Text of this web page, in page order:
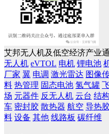
艾邦无人机及低空经济产业
无人机 eVTOL 电机 锂电池
厂家 翼 电调 激光雷达 图像
料 热管理 固态电池 氢气罐
场 元器件 反无人机 云台 结
车 密封胶 散热器 航空 导热
料 设备 其他 线路板 碳纤维